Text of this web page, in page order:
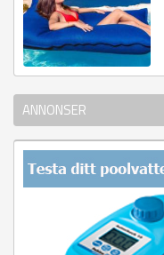
ANNONSER